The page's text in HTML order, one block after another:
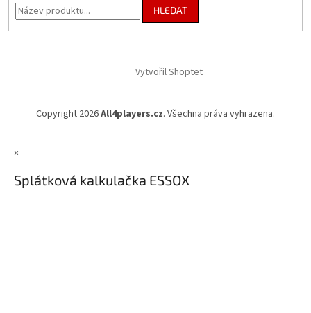
HLEDAT
Vytvořil Shoptet
Copyright 2026All4players.cz. Všechna práva vyhrazena.
×
Splátková kalkulačka ESSOX